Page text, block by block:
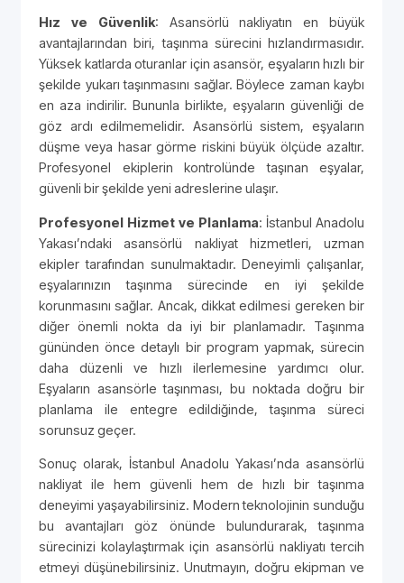
Hız ve Güvenlik: Asansörlü nakliyatın en büyük
avantajlarından biri, taşınma sürecini hızlandırmasıdır.
Yüksek katlarda oturanlar için asansör, eşyaların hızlı bir
şekilde yukarı taşınmasını sağlar. Böylece zaman kaybı
en aza indirilir. Bununla birlikte, eşyaların güvenliği de
göz ardı edilmemelidir. Asansörlü sistem, eşyaların
düşme veya hasar görme riskini büyük ölçüde azaltır.
Profesyonel ekiplerin kontrolünde taşınan eşyalar,
güvenli bir şekilde yeni adreslerine ulaşır.
Profesyonel Hizmet ve Planlama: İstanbul Anadolu
Yakası’ndaki asansörlü nakliyat hizmetleri, uzman
ekipler tarafından sunulmaktadır. Deneyimli çalışanlar,
eşyalarınızın taşınma sürecinde en iyi şekilde
korunmasını sağlar. Ancak, dikkat edilmesi gereken bir
diğer önemli nokta da iyi bir planlamadır. Taşınma
gününden önce detaylı bir program yapmak, sürecin
daha düzenli ve hızlı ilerlemesine yardımcı olur.
Eşyaların asansörle taşınması, bu noktada doğru bir
planlama ile entegre edildiğinde, taşınma süreci
sorunsuz geçer.
Sonuç olarak, İstanbul Anadolu Yakası’nda asansörlü
nakliyat ile hem güvenli hem de hızlı bir taşınma
deneyimi yaşayabilirsiniz. Modern teknolojinin sunduğu
bu avantajları göz önünde bulundurarak, taşınma
sürecinizi kolaylaştırmak için asansörlü nakliyatı tercih
etmeyi düşünebilirsiniz. Unutmayın, doğru ekipman ve